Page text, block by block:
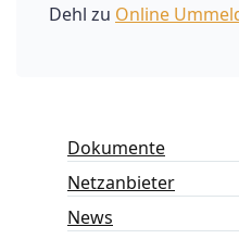
Dehl zu Online
Dokumente
Netzanbieter
News